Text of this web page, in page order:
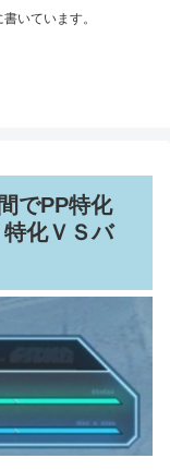
いています。
でPP特化
化ＶＳバ